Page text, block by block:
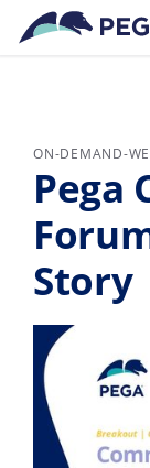
Zum
ON-DEMAND-
Pega
Story